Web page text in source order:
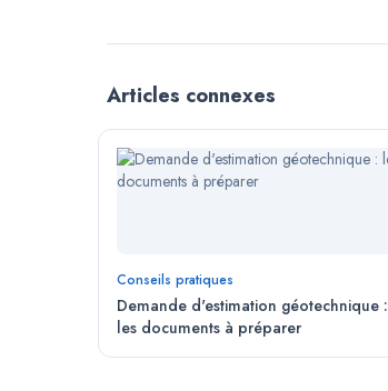
Articles connexes
Conseils pratiques
Demande d'estimation géotechnique :
les documents à préparer